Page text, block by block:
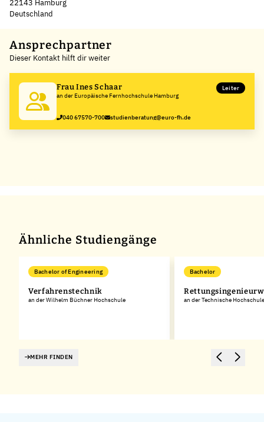
22143 Hamburg
Deutschland
+
−
Ansprechpartner
Dieser Kontakt hilft dir weiter
Frau Ines Schaar
an der Europäische Fernhochschule Hamburg
Leiter
040 67570-700 studienberatung@euro-fh.de
Ähnliche Studiengänge
Bachelor of Engineering
Verfahrenstechnik
an der Wilhelm Büchner Hochschule
Bachelor
an der Technische
MEHR FINDEN